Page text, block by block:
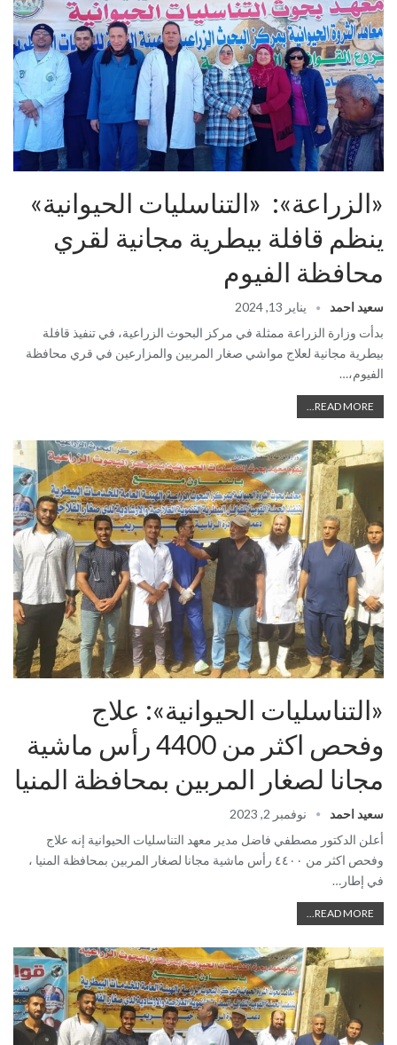
«الزراعة»: «التناسليات الحيوانية»
ينظم قافلة بيطرية مجانية لقري
محافظة الفيوم
سعيد احمد
يناير 13, 2024
بدأت وزارة الزراعة ممثلة في مركز البحوث الزراعية، في تنفيذ قافلة
بيطرية مجانية لعلاج مواشي صغار المربين والمزارعين في قري محافظة
الفيوم،…
READ MORE...
«التناسليات الحيوانية»: علاج
وفحص اكثر من 4400 رأس ماشية
مجانا لصغار المربين بمحافظة المنيا
سعيد احمد
نوفمبر 2, 2023
أعلن الدكتور مصطفي فاضل مدير معهد التناسليات الحيوانية إنه علاج
وفحص اكثر من ٤٤٠٠ رأس ماشية مجانا لصغار المربين بمحافظة المنيا ،
في إطار…
READ MORE...